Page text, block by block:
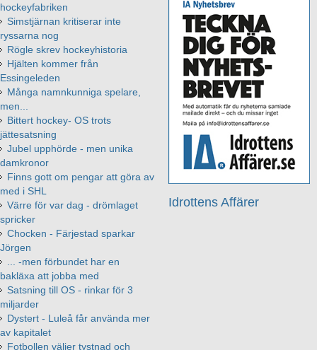
Idrottens Affärer
hockeyfabriken
Simstjärnan kritiserar inte
ryssarna nog
Rögle skrev hockeyhistoria
Hjälten kommer från
Essingeleden
Många namnkunniga spelare,
men...
Bittert hockey- OS trots
jättesatsning
Jubel upphörde - men unika
damkronor
Finns gott om pengar att göra av
med i SHL
Värre för var dag - drömlaget
spricker
Chocken - Färjestad sparkar
Jörgen
... -men förbundet har en
bakläxa att jobba med
Satsning till OS - rinkar för 3
miljarder
Dystert - Luleå får använda mer
av kapitalet
Fotbollen väljer tystnad och